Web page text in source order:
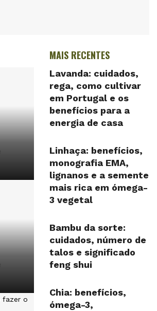
MAIS RECENTES
Lavanda: cuidados,
rega, como cultivar
em Portugal e os
benefícios para a
energia de casa
Linhaça: benefícios,
monografia EMA,
lignanos e a semente
mais rica em ómega-
3 vegetal
Bambu da sorte:
cuidados, número de
talos e significado
feng shui
Chia: benefícios,
ómega-3,